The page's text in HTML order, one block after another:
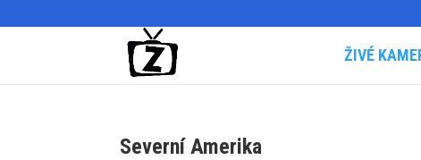
ŽIVÉ
Severní Amerika